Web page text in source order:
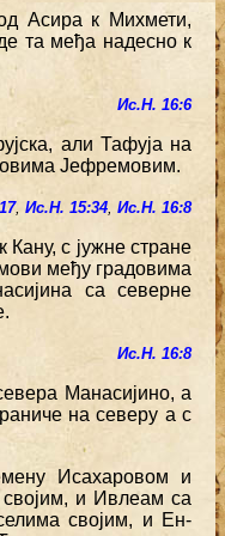
Асира к Михмети,
та међа надесно к
Ис.Н. 16:6
али Тафуја на
Јефремовим.
, Ис.Н. 15:34, Ис.Н. 16:8
с јужне стране
међу градовима
са северне
Ис.Н. 16:8
Манасијино, а
на северу а с
Исахаровом и
и Ивлеам са
својим, и Ен-